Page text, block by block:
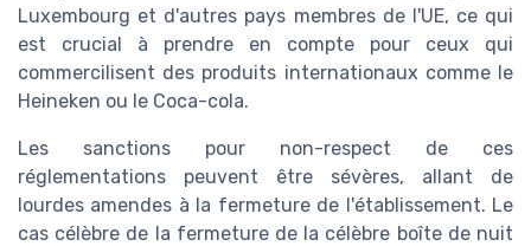
Luxembourg et d'autres pays membres de l'UE, ce qui
est crucial à prendre en compte pour ceux qui
commercilisent des produits internationaux comme le
Heineken ou le Coca-cola.
Les sanctions pour non-respect de ces
réglementations peuvent être sévères, allant de
lourdes amendes à la fermeture de l'établissement. Le
cas célèbre de la fermeture de la célèbre boîte de nuit